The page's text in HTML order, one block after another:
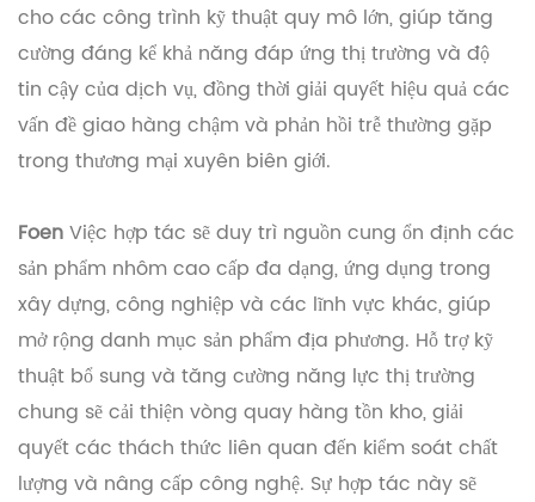
cho các công trình kỹ thuật quy mô lớn, giúp tăng
cường đáng kể khả năng đáp ứng thị trường và độ
tin cậy của dịch vụ, đồng thời giải quyết hiệu quả các
vấn đề giao hàng chậm và phản hồi trễ thường gặp
trong thương mại xuyên biên giới.
FoenViệc hợp tác sẽ duy trì nguồn cung ổn định các
sản phẩm nhôm cao cấp đa dạng, ứng dụng trong
xây dựng, công nghiệp và các lĩnh vực khác, giúp
mở rộng danh mục sản phẩm địa phương. Hỗ trợ kỹ
thuật bổ sung và tăng cường năng lực thị trường
chung sẽ cải thiện vòng quay hàng tồn kho, giải
quyết các thách thức liên quan đến kiểm soát chất
lượng và nâng cấp công nghệ. Sự hợp tác này sẽ